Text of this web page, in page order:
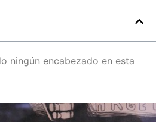
ningún encabezado en esta